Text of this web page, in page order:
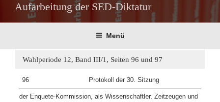
Aufarbeitung der SED-Diktatur
Menü
Wahlperiode 12, Band III/1, Seiten 96 und 97
96 Protokoll der 30. Sitzung
der Enquete-Kommission, als Wissenschaftler, Zeitzeugen und